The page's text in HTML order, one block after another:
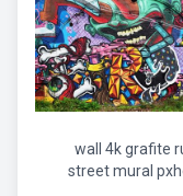
wall 4k grafite
street mural